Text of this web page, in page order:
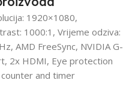
1920×1080,
1000:1, Vrijeme odziva:
AMD FreeSync, NVIDIA G-
2x HDMI, Eye protection
counter and timer